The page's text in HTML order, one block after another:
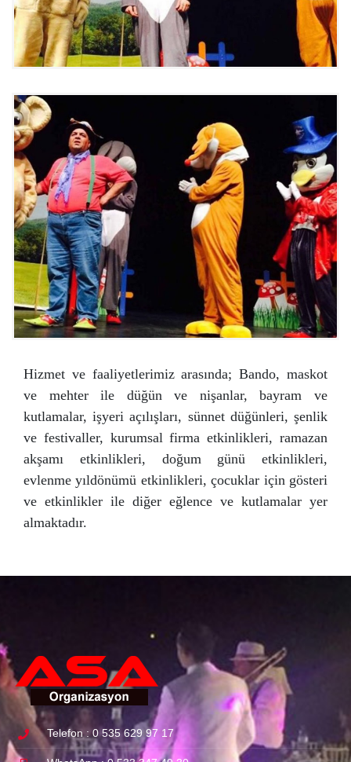
Hizmet ve faaliyetlerimiz arasında; Bando, maskot
ve mehter ile düğün ve nişanlar, bayram ve
kutlamalar, işyeri açılışları, sünnet düğünleri, şenlik
ve festivaller, kurumsal firma etkinlikleri, ramazan
akşamı etkinlikleri, doğum günü etkinlikleri,
evlenme yıldönümü etkinlikleri, çocuklar için gösteri
ve etkinlikler ile diğer eğlence ve kutlamalar yer
almaktadır.
Telefon : 0 535 629 97 17